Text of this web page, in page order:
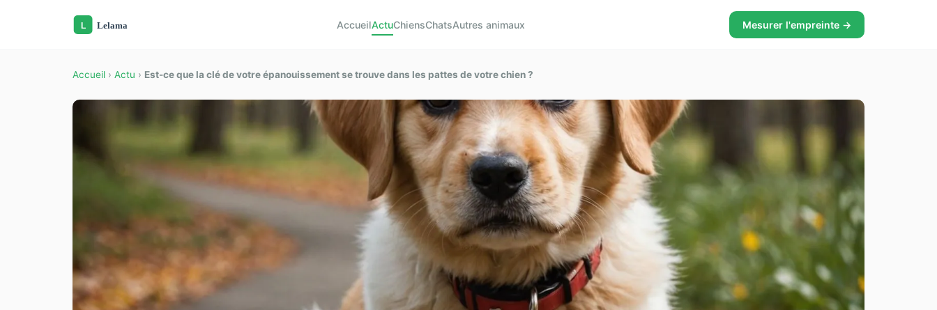
AccueilActuChiensChatsAutres animaux Mesurer l'empreinte →
Accueil › Actu › Est-ce que la clé de votre épanouissement se trouve dans les pattes de votre chien ?